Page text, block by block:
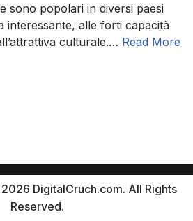
sono popolari in diversi paesi
interessante, alle forti capacità
culturale.… Read More
DigitalCruch.com. All Rights
Reserved.